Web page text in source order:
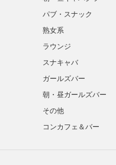
パブ・スナック
熟女系
ラウンジ
スナキャバ
ガールズバー
朝・昼ガールズバー
その他
コンカフェ＆バー